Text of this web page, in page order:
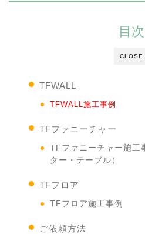
CLOSE
目次
TFWALL
TFWALL施工事例
TFファニーチャー
TFファニーチャー施工
ター・テーブル）
TFフロア
TFフロア施工事例
ご依頼方法